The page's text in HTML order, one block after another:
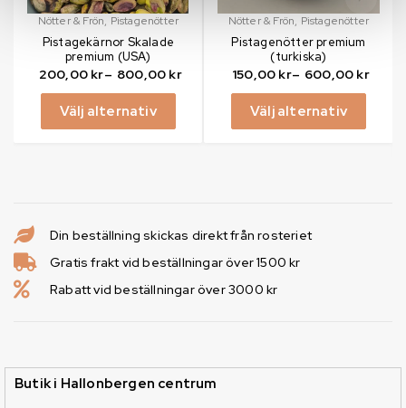
Nötter & Frön, Pistagenötter
Pistagekärnor Skalade
premium (USA)
200,00 kr– 800,00 kr
Välj alternativ
Nötter & Frön, Pistagenötter
Pistagenötter premium
(turkiska)
150,00 kr– 600,00 kr
Välj alternativ
Din beställning skickas direkt från rosteriet
Gratis frakt vid beställningar över 1500 kr
Rabatt vid beställningar över 3000 kr
Butik i Hallonbergen centrum